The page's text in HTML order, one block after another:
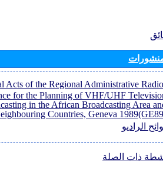
Acts of the Regional Administrative Radio
for the Planning of VHF/UHF
in the African Broadcasting Area
Countries, Geneva
الراديو
ذات الصلة